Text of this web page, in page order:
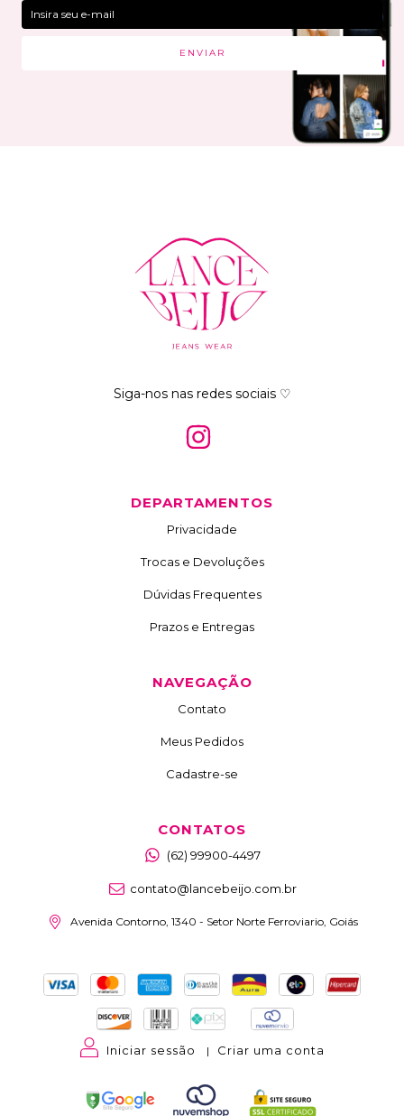
Siga-nos nas redes sociais ♡
DEPARTAMENTOS
Privacidade
Trocas e Devoluções
Dúvidas Frequentes
Prazos e Entregas
NAVEGAÇÃO
Contato
Meus Pedidos
Cadastre-se
CONTATOS
(62) 99900-4497
contato@lancebeijo.com.br
Avenida Contorno, 1340 - Setor Norte Ferroviario, Goiás
Iniciar sessão | Criar uma conta